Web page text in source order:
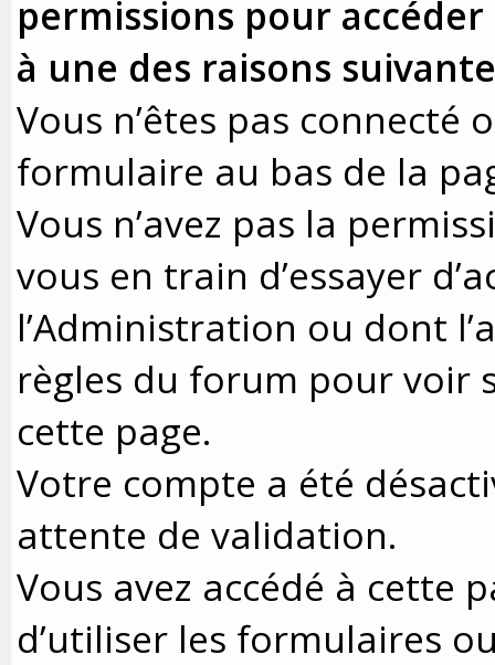
permissions pour
à une des raisons
Vous n’êtes pas connecté
formulaire au bas de la
Vous n’avez pas la
vous en train d’essayer
l’Administration ou dont
règles du forum pour voir
cette page.
Votre compte a été
attente de validation.
Vous avez accédé à cette
d’utiliser les formulaires